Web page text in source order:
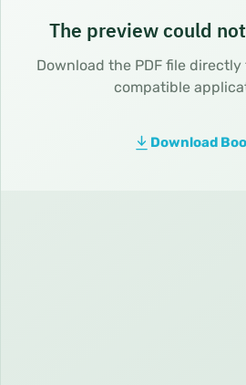
The preview could
Download the PDF file
compatible
Download